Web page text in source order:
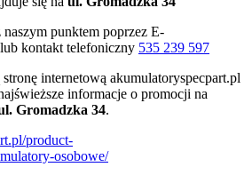
punktem poprzez E-
lub kontakt telefoniczny 535 239 597
internetową akumulatoryspecpart.pl
informacje o promocji na
Gromadzka 34.
product-
osobowe/